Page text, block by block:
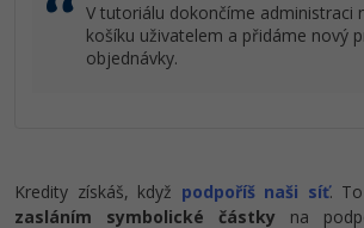
V tutoriálu dokončíme administraci
košíku uživatelem a přidáme nový
objednávky.
Kredity získáš, když podpoříš naši síť.
zasláním symbolické částky na